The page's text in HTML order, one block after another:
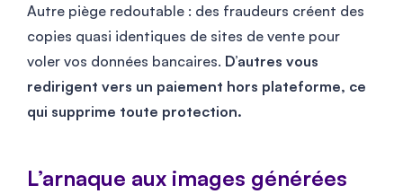
Autre piège redoutable : des fraudeurs créent des
copies quasi identiques de sites de vente pour
voler vos données bancaires. D’autres vous
redirigent vers un paiement hors plateforme, ce
qui supprime toute protection.
L’arnaque aux images générées